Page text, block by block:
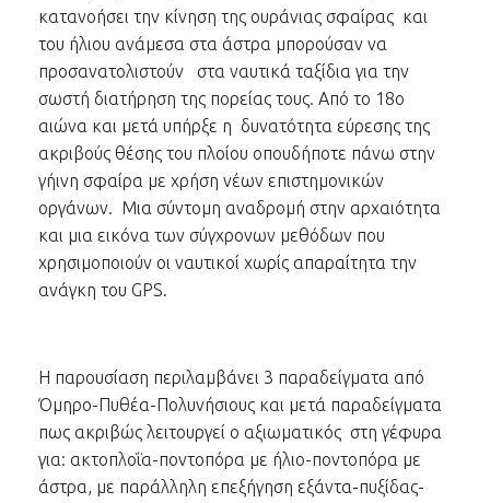
κατανοήσει την κίνηση της ουράνιας σφαίρας και
του ήλιου ανάμεσα στα άστρα μπορούσαν να
προσανατολιστούν στα ναυτικά ταξίδια για την
σωστή διατήρηση της πορείας τους. Από το 18ο
αιώνα και μετά υπήρξε η δυνατότητα εύρεσης της
ακριβούς θέσης του πλοίου οπουδήποτε πάνω στην
γήινη σφαίρα με χρήση νέων επιστημονικών
οργάνων. Μια σύντομη αναδρομή στην αρχαιότητα
και μια εικόνα των σύγχρονων μεθόδων που
χρησιμοποιούν οι ναυτικοί χωρίς απαραίτητα την
ανάγκη του GPS.
Η παρουσίαση περιλαμβάνει 3 παραδείγματα από
Όμηρο-Πυθέα-Πολυνήσιους και μετά παραδείγματα
πως ακριβώς λειτουργεί ο αξιωματικός στη γέφυρα
για: ακτοπλοΐα-ποντοπόρα με ήλιο-ποντοπόρα με
άστρα, με παράλληλη επεξήγηση εξάντα-πυξίδας-